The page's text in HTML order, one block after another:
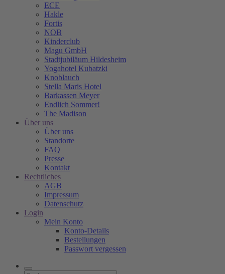
ECE
Hakle
Fortis
NOB
Kinderclub
Magu GmbH
Stadtjubiläum Hildesheim
Yogahotel Kubatzki
Knoblauch
Stella Maris Hotel
Barkassen Meyer
Endlich Sommer!
The Madison
Über uns
Über uns
Standorte
FAQ
Presse
Kontakt
Rechtliches
AGB
Impressum
Datenschutz
Login
Mein Konto
Konto-Details
Bestellungen
Passwort vergessen